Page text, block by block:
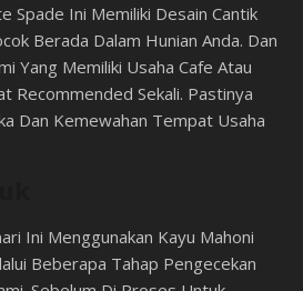
Spade Ini Memiliki Desain Cantik
Berada Dalam Hunian Anda. Dan
Yang Memiliki Usaha Cafe Atau
Recommended Sekali. Pastinya
Dan Kemewahan Tempat Usaha
Ini Menggunakan Kayu Mahoni
Beberapa Tahap Pengecekan